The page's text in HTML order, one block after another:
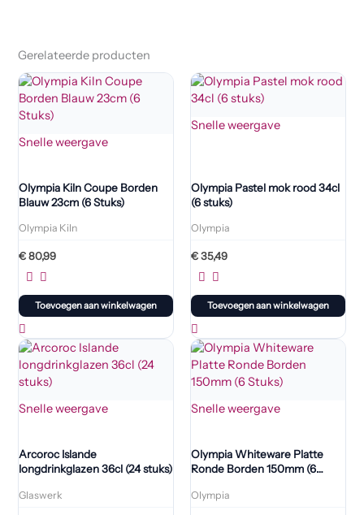
Gerelateerde producten
Snelle weergave
Olympia Kiln Coupe Borden
Blauw 23cm (6 Stuks)
Olympia Kiln
€80,99
Toevoegen aan winkelwagen
Snelle weergave
Olympia Pastel mok rood 34cl
(6 stuks)
Olympia
€35,49
Toevoegen aan winkelwagen
Snelle weergave
Arcoroc Islande
longdrinkglazen 36cl (24 stuks)
Glaswerk
Snelle weergave
Olympia Whiteware Platte
Ronde Borden 150mm (6
Olympia